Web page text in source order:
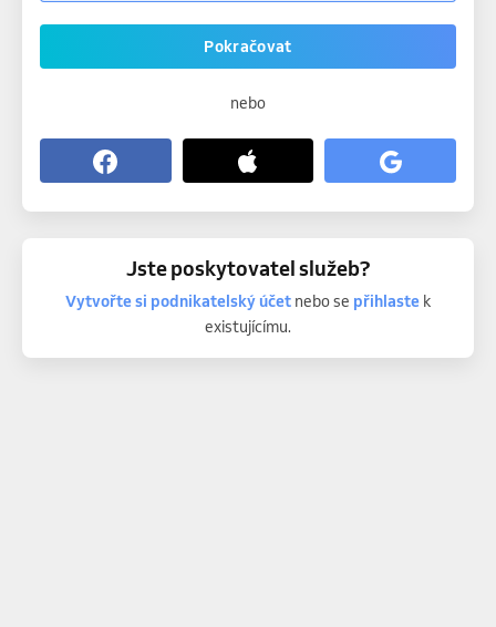
Pokračovat
nebo
Jste poskytovatel služeb?
Vytvořte si podnikatelský účetnebo se přihlastek
existujícímu.